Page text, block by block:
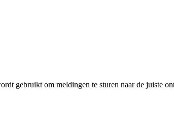
gebruikt om meldingen te sturen naar de juiste